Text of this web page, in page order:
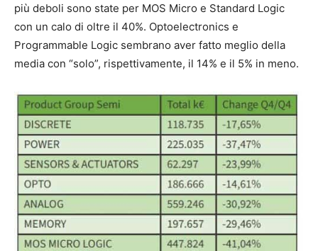
più deboli sono state per MOS Micro e Standard Logic
con un calo di oltre il 40%. Optoelectronics e
Programmable Logic sembrano aver fatto meglio della
media con “solo”, rispettivamente, il 14% e il 5% in meno.